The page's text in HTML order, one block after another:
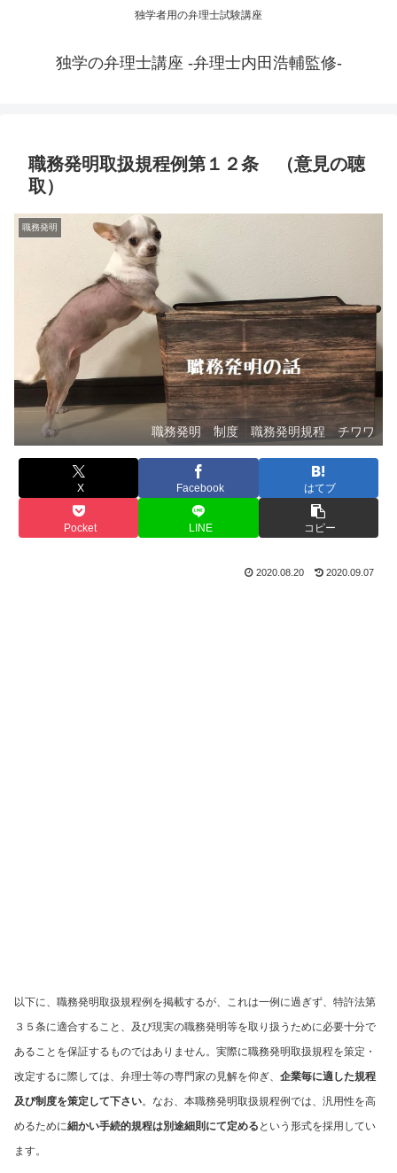
独学者用の弁理士試験講座
独学の弁理士講座 -弁理士内田浩輔監修-
職務発明取扱規程例第１２条 （意見の聴
取）
職務発明
職務発明 制度 職務発明規程 チワワ
X Facebook はてブ
Pocket LINE コピー
2020.08.20 2020.09.07
以下に、職務発明取扱規程例を掲載するが、これは一例に過ぎず、特許法第
３５条に適合すること、及び現実の職務発明等を取り扱うために必要十分で
あることを保証するものではありません。実際に職務発明取扱規程を策定・
改定するに際しては、弁理士等の専門家の見解を仰ぎ、 企業毎に適した規程
及び制度を策定して下さい。なお、本職務発明取扱規程例では、汎用性を高
めるために細かい手続的規程は別途細則にて定める という形式を採用してい
ます。